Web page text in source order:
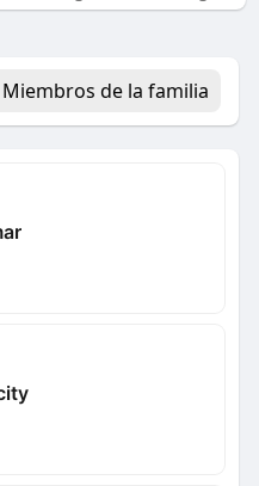
Miembros de la familia